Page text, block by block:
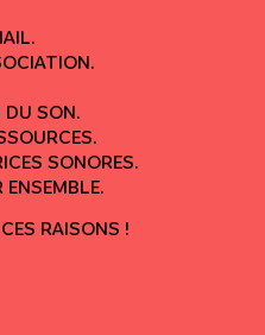
DU SON.
SONORES.
ENSEMBLE.
RAISONS !